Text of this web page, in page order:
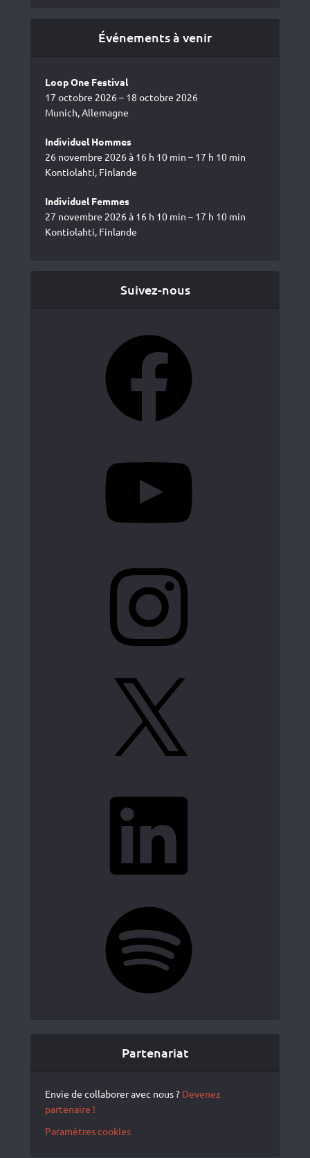
Événements à venir
Loop One Festival
17 octobre 2026 – 18 octobre 2026
Munich, Allemagne
Individuel Hommes
26 novembre 2026 à 16 h 10 min – 17 h 10 min
Kontiolahti, Finlande
Individuel Femmes
27 novembre 2026 à 16 h 10 min – 17 h 10 min
Kontiolahti, Finlande
Suivez-nous
Partenariat
Envie de collaborer avec nous ? Devenez
partenaire !
Paramètres cookies